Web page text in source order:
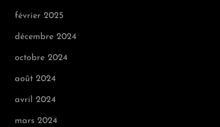
février 2025
décembre 2024
octobre 2024
août 2024
avril 2024
mars 2024